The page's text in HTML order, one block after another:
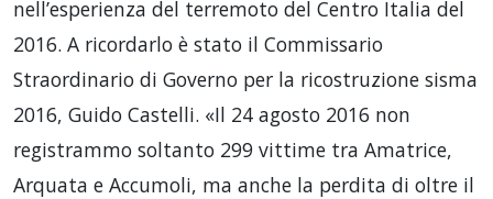
nell’esperienza del terremoto del Centro Italia del
2016. A ricordarlo è stato il Commissario
Straordinario di Governo per la ricostruzione sisma
2016, Guido Castelli. «Il 24 agosto 2016 non
registrammo soltanto 299 vittime tra Amatrice,
Arquata e Accumoli, ma anche la perdita di oltre il